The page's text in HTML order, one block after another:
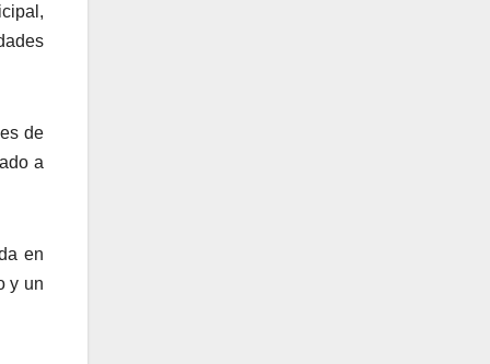
de
a
en
y un